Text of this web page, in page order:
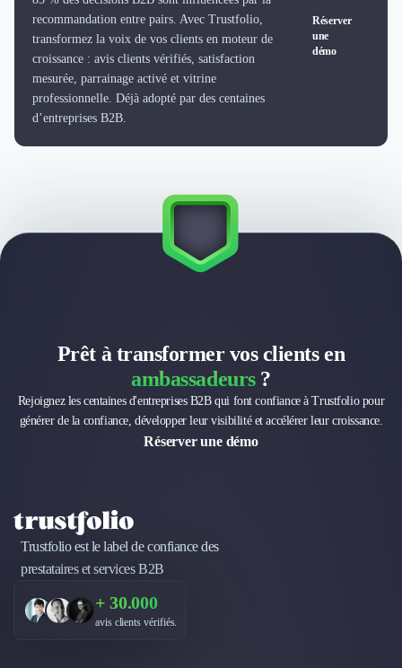
Design Industriel
Packaging & Emballages
Support Client
Téléphonie & Télécommunication
Chatbot
Maintenance et Infogérance
BI, Analytics & Big Data
Stratégie Digitale
Développement Logiciel
Cybersécurité
Intelligence Artificielle (IA)
Réalité Virtuelle (VR)
Logistique
Traduction
Traiteur & Restauration
Conception & Aménagement de Bureaux
Sourcing et Imports
Office Management
recommandation entre pairs. Avec Trustfolio,
transformez la voix de vos clients en moteur de
croissance : avis clients vérifiés, satisfaction
mesurée, parrainage activé et vitrine
professionnelle. Déjà adopté par des centaines
d’entreprises B2B.
Réserver
une
démo
Prêt à transformer vos clients en
ambassadeurs?
Rejoignez les centaines d'entreprises B2B qui font confiance à Trustfolio pour
générer de la confiance, développer leur visibilité et accélérer leur croissance.
Réserver une démo
Trustfolio est le label de confiance des
prestataires et services B2B
+ 30.000
avis clients vérifiés.